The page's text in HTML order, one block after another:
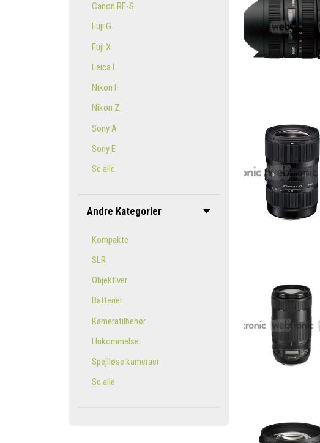
Canon RF-S
Fuji G
Fuji X
Leica L
Nikon F
Nikon Z
Sony A
Sony E
Se alle
Andre Kategorier
Kompakte
SLR
Objektiver
Batterier
Kameratilbehør
Hukommelse
Spejlløse kameraer
Se alle